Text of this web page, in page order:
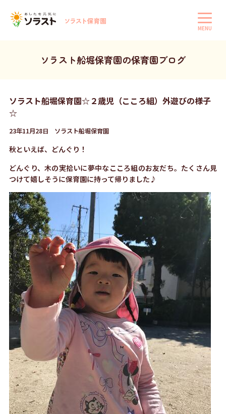
MENU
ソラスト船堀保育園の保育園ブログ
ソラスト船堀保育園☆２歳児（こころ組）外遊びの様子
☆
23年11月28日 ソラスト船堀保育園
秋といえば、どんぐり！
どんぐり、木の実拾いに夢中なこころ組のお友だち。たくさん見
つけて嬉しそうに保育園に持って帰りました♪